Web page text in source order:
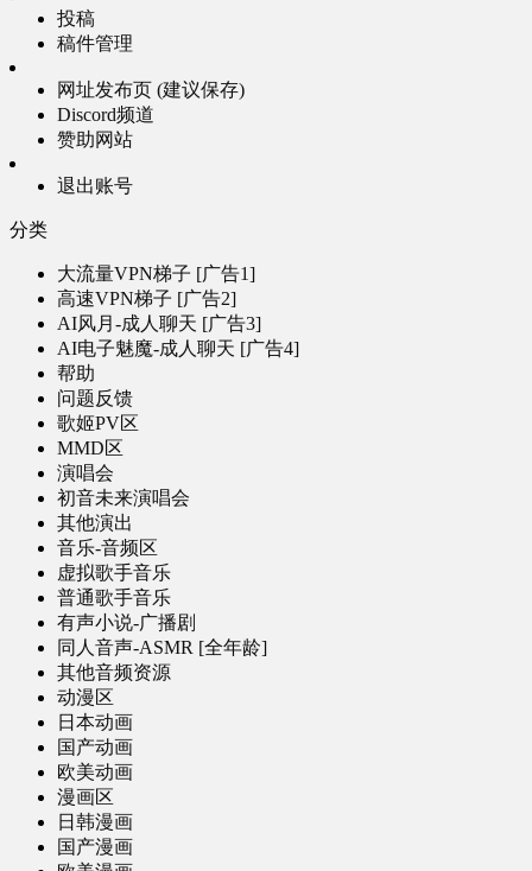
投稿
稿件管理
网址发布页 (建议保存)
Discord频道
赞助网站
退出账号
分类
大流量VPN梯子 [广告1]
高速VPN梯子 [广告2]
AI风月-成人聊天 [广告3]
AI电子魅魔-成人聊天 [广告4]
帮助
问题反馈
歌姬PV区
MMD区
演唱会
初音未来演唱会
其他演出
音乐-音频区
虚拟歌手音乐
普通歌手音乐
有声小说-广播剧
同人音声-ASMR [全年龄]
其他音频资源
动漫区
日本动画
国产动画
欧美动画
漫画区
日韩漫画
国产漫画